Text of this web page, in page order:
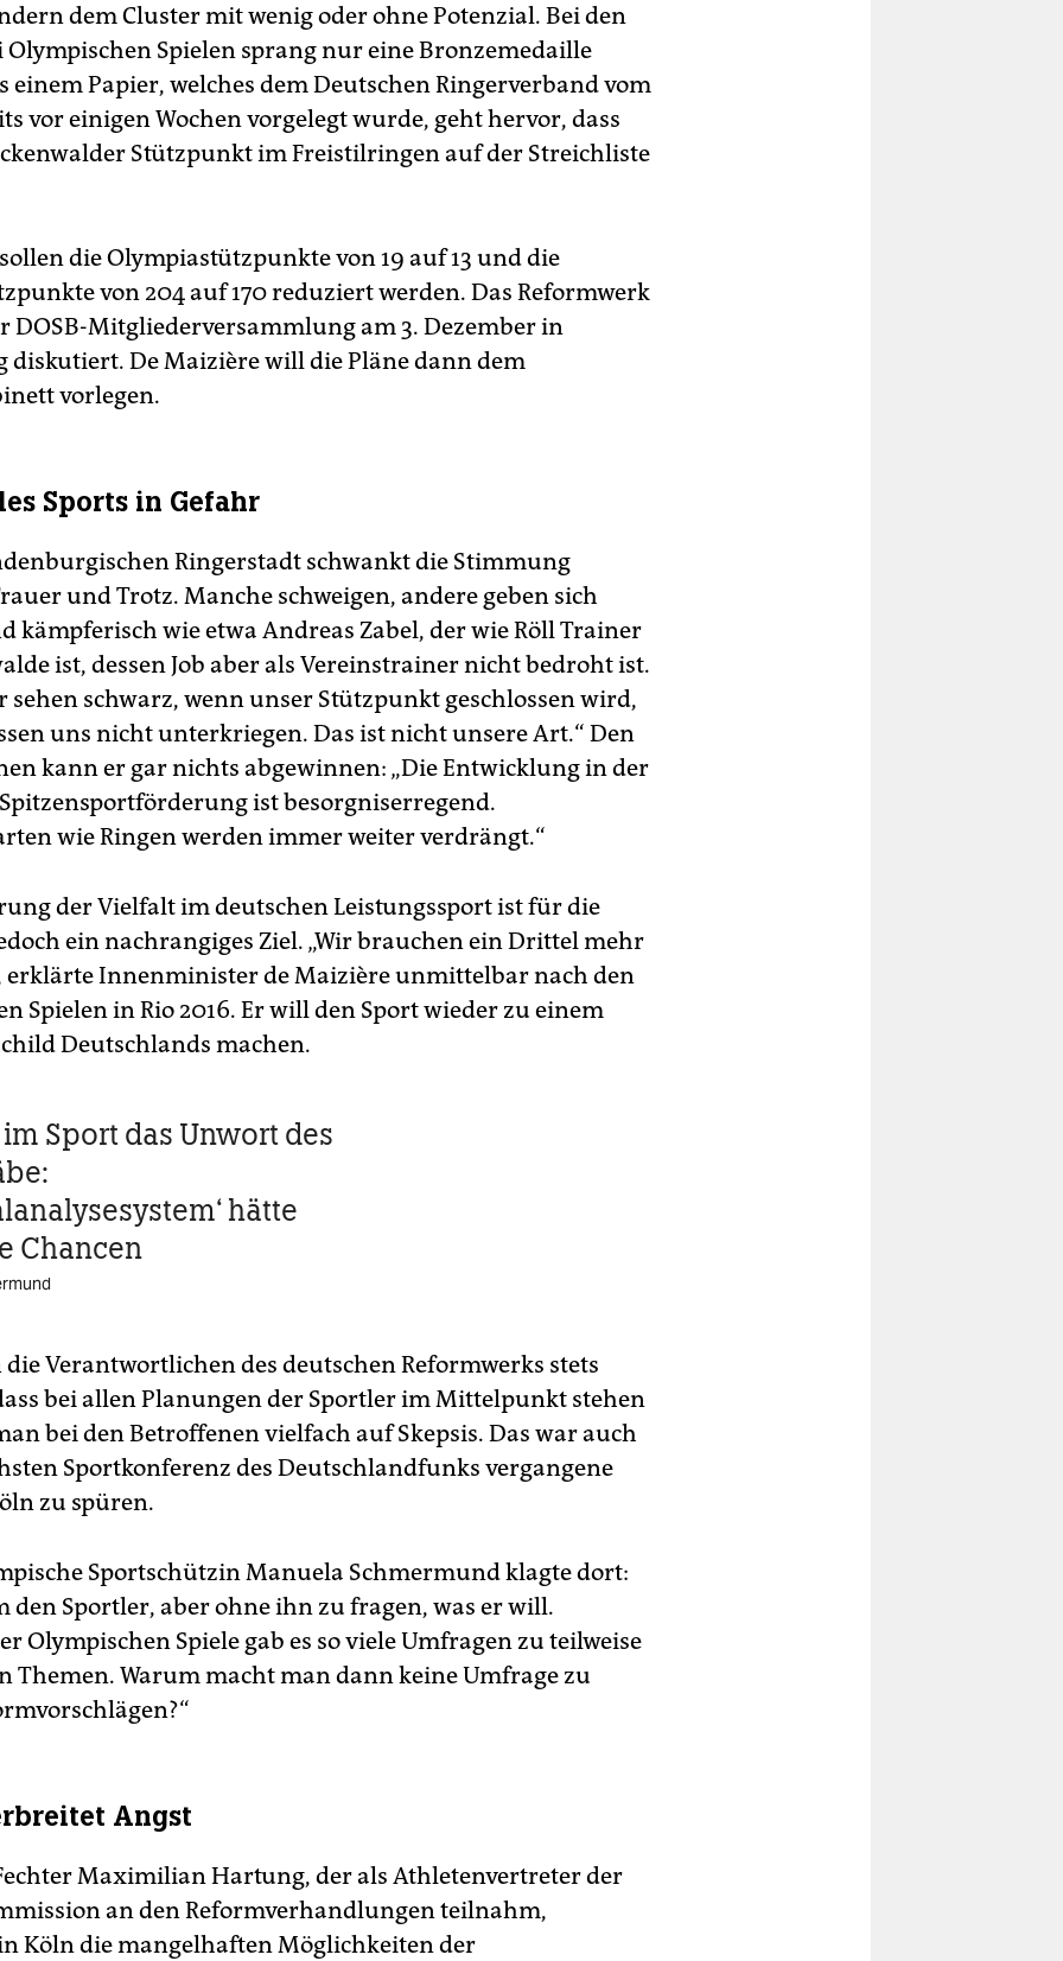
dem Cluster mit wenig oder ohne Potenzial. Bei den
Spielen sprang nur eine Bronzemedaille
einem Papier, welches dem Deutschen Ringerverband vom
vor einigen Wochen vorgelegt wurde, geht hervor, dass
Stützpunkt im Freistilringen auf der Streichliste
die Olympiastützpunkte von 19 auf 13 und die
von 204 auf 170 reduziert werden. Das Reformwerk
DOSB-Mitgliederversammlung am 3. Dezember in
diskutiert. De Maizière will die Pläne dann dem
vorlegen.
Sports in Gefahr
Ringerstadt schwankt die Stimmung
und Trotz. Manche schweigen, andere geben sich
kämpferisch wie etwa Andreas Zabel, der wie Röll Trainer
ist, dessen Job aber als Vereinstrainer nicht bedroht ist.
sehen schwarz, wenn unser Stützpunkt geschlossen wird,
uns nicht unterkriegen. Das ist nicht unsere Art.“ Den
kann er gar nichts abgewinnen: „Die Entwicklung in der
ist besorgniserregend.
wie Ringen werden immer weiter verdrängt.“
der Vielfalt im deutschen Leistungssport ist für die
ein nachrangiges Ziel. „Wir brauchen ein Drittel mehr
erklärte Innenminister de Maizière unmittelbar nach den
Spielen in Rio 2016. Er will den Sport wieder zu einem
Deutschlands machen.
Sport das Unwort des
hätte
Chancen
Verantwortlichen des deutschen Reformwerks stets
bei allen Planungen der Sportler im Mittelpunkt stehen
bei den Betroffenen vielfach auf Skepsis. Das war auch
Sportkonferenz des Deutschlandfunks vergangene
zu spüren.
Sportschützin Manuela Schmermund klagte dort:
den Sportler, aber ohne ihn zu fragen, was er will.
Olympischen Spiele gab es so viele Umfragen zu teilweise
Themen. Warum macht man dann keine Umfrage zu
Angst
Maximilian Hartung, der als Athletenvertreter der
an den Reformverhandlungen teilnahm,
Köln die mangelhaften Möglichkeiten der